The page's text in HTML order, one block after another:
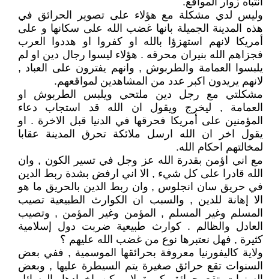
وليس لدي مشكلة مع هؤلاء على تصوير الحرائق في
هذه المدينة الجميلة بانها غضب الله على سكانها و على
أمريكا لانهم استهزؤا بالله او كفروا او هددوا العرب
فجزاهم الله بنيران محرقه . هؤلاء ليسوا رجال دين او لم
يلبسوا العمامة والطربوش , وانهم يفترون على العباد ,
لانهم يريدون اكبر عدد من المشاهدين لمواقعهم.
مشكلتي مع رجل دين ملتحي ويلبس الطربوش او
العمامة , ليخرج ويقول ان الله قد استجاب دعاء
المؤمنين على أمريكا فحرقها في الدنيا قبل الاخرة . او
يقول اخر ان الله ارسل ملائكة تحرق المدينة عقابا
لمخالتهم احكام الله.
مع اني اؤمن بقدرة الله عز وجل في تسير الكون , وان
الله قادرا على كل شيء , الا اني ارفض بشدة ربط الدين
في حريق سان انجلوس , وان ربط الدين بالحريق ما هو
الا إهانة للدين , والسبب ان الكوارث الطبيعية تصيب
المسلم وغير المسلم , المؤمن وغير المؤمن , وتصيب
العادل والظالم . كوارث طبيعية ضربت دول إسلامية
كثيرة , فهل نعتبرها نوع من غضب الله عليهم ؟
ولاية كاليفورنيا معروفة بحرائقها الموسمية , ففي بعض
السنوات تقع حرائق صغيرة يتم السيطرة عليها , وبعض